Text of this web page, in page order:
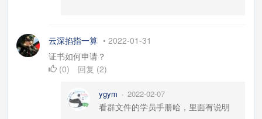
云深掐指一算 • 2022-01-31
证书如何申请？
(0) 回复 (2)
ygym • 2022-02-07
看群文件的学员手册哈，里面有说明